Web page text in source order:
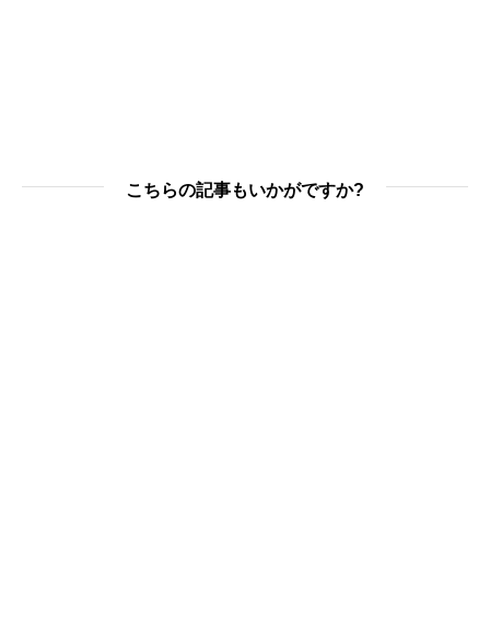
こちらの記事もいかがですか?